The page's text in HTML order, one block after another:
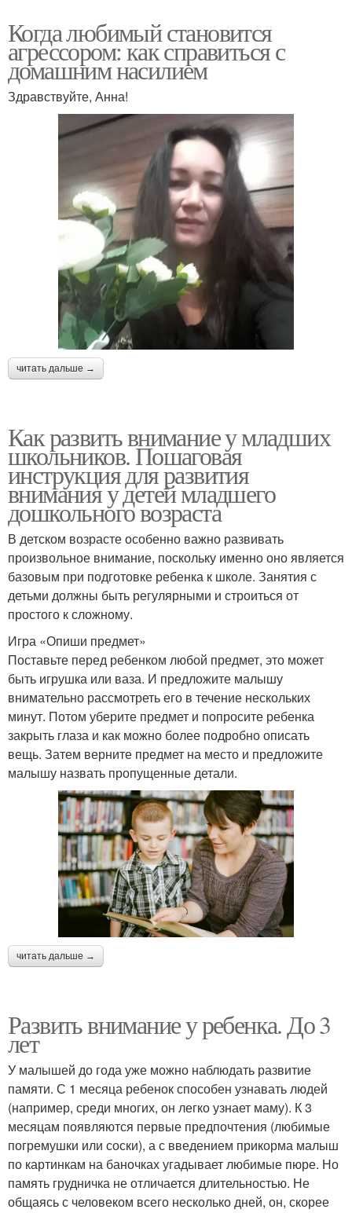
Когда любимый становится
агрессором: как справиться с
домашним насилием
Здравствуйте, Анна!
читать дальше →
Как развить внимание у младших
школьников. Пошаговая
инструкция для развития
внимания у детей младшего
дошкольного возраста
В детском возрасте особенно важно развивать
произвольное внимание, поскольку именно оно является
базовым при подготовке ребенка к школе. Занятия с
детьми должны быть регулярными и строиться от
простого к сложному.
Игра «Опиши предмет»
Поставьте перед ребенком любой предмет, это может
быть игрушка или ваза. И предложите малышу
внимательно рассмотреть его в течение нескольких
минут. Потом уберите предмет и попросите ребенка
закрыть глаза и как можно более подробно описать
вещь. Затем верните предмет на место и предложите
малышу назвать пропущенные детали.
читать дальше →
Развить внимание у ребенка. До 3
лет
У малышей до года уже можно наблюдать развитие
памяти. С 1 месяца ребенок способен узнавать людей
(например, среди многих, он легко узнает маму). К 3
месяцам появляются первые предпочтения (любимые
погремушки или соски), а с введением прикорма малыш
по картинкам на баночках угадывает любимые пюре. Но
память грудничка не отличается длительностью. Не
общаясь с человеком всего несколько дней, он, скорее